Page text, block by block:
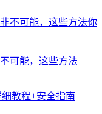
可能，这些方法